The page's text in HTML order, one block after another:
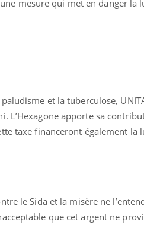
mesure qui met en danger la
et la tuberculose,
L’Hexagone apporte sa
taxe financeront également
le Sida et la misère ne
que cet argent ne
fer : comprendre pour
brouillard mental ou